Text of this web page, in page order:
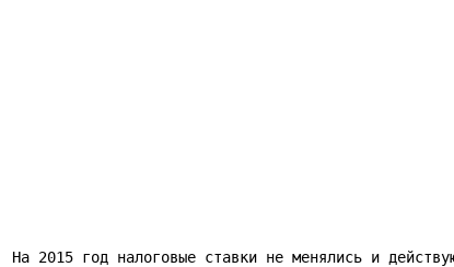
На 2015 год налоговые ставки не менялись и